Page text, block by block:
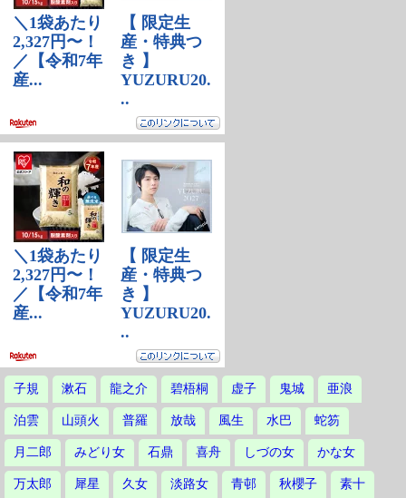
子規 漱石 龍之介 碧梧桐 虚子 鬼城 亜浪
泊雲 山頭火 普羅 放哉 風生 水巴 蛇笏
月二郎 みどり女 石鼎 喜舟 しづの女 かな女
万太郎 犀星 久女 淡路女 青邨 秋櫻子 素十